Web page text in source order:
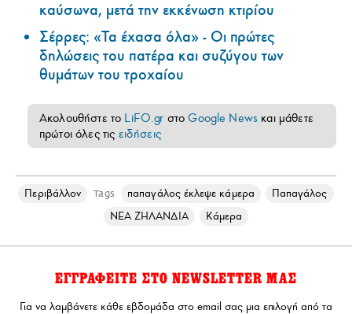
καύσωνα, μετά την εκκένωση κτιρίου
Σέρρες: «Τα έχασα όλα» - Οι πρώτες
δηλώσεις του πατέρα και συζύγου των
θυμάτων του τροχαίου
Ακολουθήστε το LiFO.gr στοGoogle News και μάθετε
πρώτοι όλες τις ειδήσεις
Περιβάλλον Tags παπαγάλος έκλεψε κάμερα
Παπαγάλος
ΝΕΑ ΖΗΛΑΝΔΙΑ
Κάμερα
ΕΓΓΡΑΦΕΙΤΕ ΣΤΟ NEWSLETTER ΜΑΣ
Για να λαμβάνετε κάθε εβδομάδα στο email σας μια επιλογή από τα